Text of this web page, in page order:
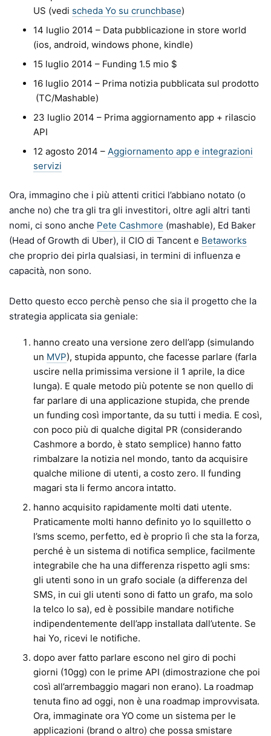
US (vedi scheda Yo su crunchbase)
14 luglio 2014 – Data pubblicazione in store world
(ios, android, windows phone, kindle)
15 luglio 2014 – Funding 1.5 mio $
16 luglio 2014 – Prima notizia pubblicata sul prodotto
(TC/Mashable)
23 luglio 2014 – Prima aggiornamento app + rilascio
API
12 agosto 2014 – Aggiornamento app e integrazioni
servizi
Ora, immagino che i più attenti critici l’abbiano notato (o
anche no) che tra gli tra gli investitori, oltre agli altri tanti
nomi, ci sono anche Pete Cashmore (mashable), Ed Baker
(Head of Growth di Uber), il CIO di Tancent e Betaworks
che proprio dei pirla qualsiasi, in termini di influenza e
capacità, non sono.
Detto questo ecco perchè penso che sia il progetto che la
strategia applicata sia geniale:
hanno creato una versione zero dell’app (simulando
un MVP), stupida appunto, che facesse parlare (farla
uscire nella primissima versione il 1 aprile, la dice
lunga). E quale metodo più potente se non quello di
far parlare di una applicazione stupida, che prende
un funding così importante, da su tutti i media. E così,
con poco più di qualche digital PR (considerando
Cashmore a bordo, è stato semplice) hanno fatto
rimbalzare la notizia nel mondo, tanto da acquisire
qualche milione di utenti, a costo zero. Il funding
magari sta li fermo ancora intatto.
hanno acquisito rapidamente molti dati utente.
Praticamente molti hanno definito yo lo squilletto o
l’sms scemo, perfetto, ed è proprio lì che sta la forza,
perché è un sistema di notifica semplice, facilmente
integrabile che ha una differenza rispetto agli sms:
gli utenti sono in un grafo sociale (a differenza del
SMS, in cui gli utenti sono di fatto un grafo, ma solo
la telco lo sa), ed è possibile mandare notifiche
indipendentemente dell’app installata dall’utente. Se
hai Yo, ricevi le notifiche.
dopo aver fatto parlare escono nel giro di pochi
giorni (10gg) con le prime API (dimostrazione che poi
così all’arrembaggio magari non erano). La roadmap
tenuta fino ad oggi, non è una roadmap improvvisata.
Ora, immaginate ora YO come un sistema per le
applicazioni (brand o altro) che possa smistare